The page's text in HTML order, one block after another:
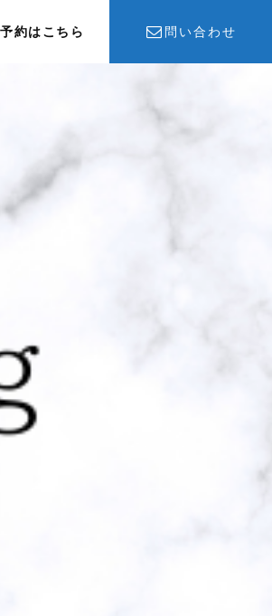
約はこちら 問い合わせ